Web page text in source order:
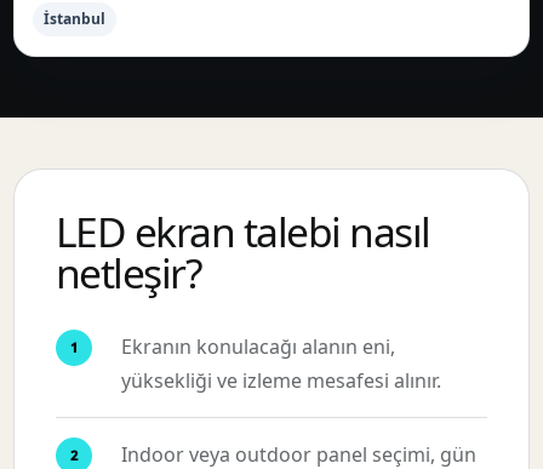
İstanbul
LED ekran talebi nasıl
netleşir?
Ekranın konulacağı alanın eni,
yüksekliği ve izleme mesafesi alınır.
Indoor veya outdoor panel seçimi, gün